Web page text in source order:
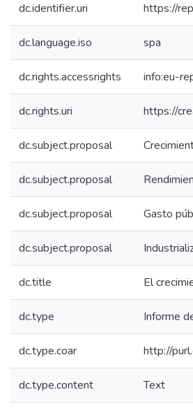
dc.identifier.uri https://
dc.language.iso spa
dc.rights.accessrights info:eu-
dc.rights.uri https://
dc.subject.proposal
dc.subject.proposal
dc.subject.proposal Gasto
dc.subject.proposal
dc.title El
dc.type Informe
dc.type.coar http://
dc.type.content Text